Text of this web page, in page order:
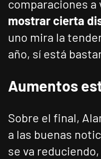
comparaciones a
mostrar cierta
uno mira la
año, sí está
Aumentos
Sobre el final,
a las buenas
se va